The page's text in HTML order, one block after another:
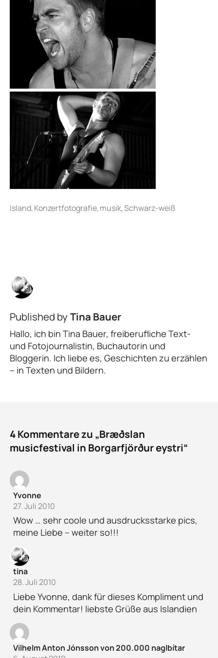
Published byTina Bauer
Hallo, ich bin Tina Bauer, freiberufliche Text-
und Fotojournalistin, Buchautorin und
Bloggerin. Ich liebe es, Geschichten zu erzählen
– in Texten und Bildern.
4 Kommentare zu „Bræðslan
musicfestival in Borgarfjörður eystri“
Yvonne
27. Juli 2010
Wow … sehr coole und ausdrucksstarke pics,
meine Liebe – weiter so!!!
tina
28. Juli 2010
Liebe Yvonne, dank für dieses Kompliment und
dein Kommentar! liebste Grüße aus Islandien
Vilhelm Anton Jónsson von 200.000 naglbítar